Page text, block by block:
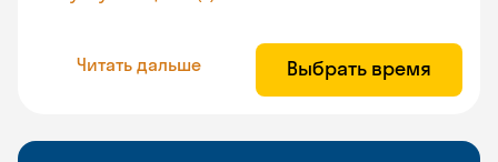
Читать дальше Выбрать время